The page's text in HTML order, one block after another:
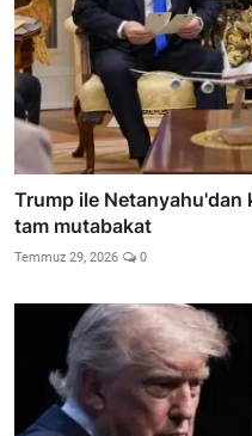
Trump ile
tam mutabakat
Temmuz 29, 2026 0